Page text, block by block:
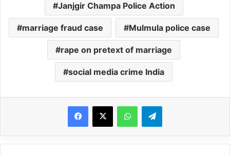
Janjgir Champa Police Action
marriage fraud case Mulmula police case
rape on pretext of marriage
social media crime India
WhatsAppTelegram